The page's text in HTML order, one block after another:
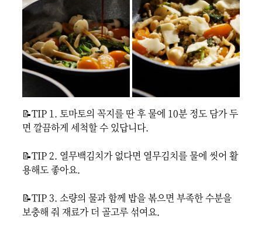
📝TIP 1. 토마토의 꼭지를 딴 후 물에 10분 정도 담가 두
면 깔끔하게 세척할 수 있답니다.
📝TIP 2. 열무백김치가 없다면 열무김치를 물에 씻어 활
용해도 좋아요.
📝TIP 3. 소량의 물과 함께 밥을 볶으면 부족한 수분을
보충해 줘 재료가 더 골고루 섞여요.